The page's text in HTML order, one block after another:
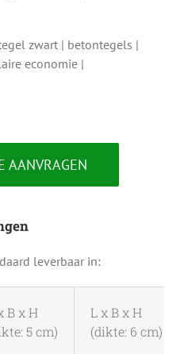
zwart | betontegels |
economie |
AANVRAGEN
leverbaar in:
B x H
5 cm)
L x B x H
(dikte: 6 cm)